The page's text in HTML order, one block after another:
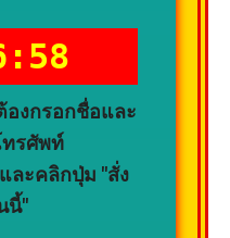
งกรอกชื่อและ
ทรศัพท์
ละคลิกปุ่ม "สั่ง
นี้"